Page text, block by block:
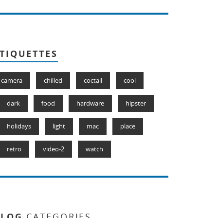
camera chilled coctail cool
dark food hardware hipster
holidays light mac place
retro video-2 watch